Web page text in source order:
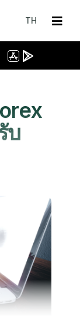
TH
บ